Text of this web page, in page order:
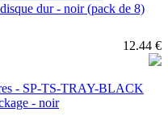
dur - noir (pack de 8)
12.44 €
- noir